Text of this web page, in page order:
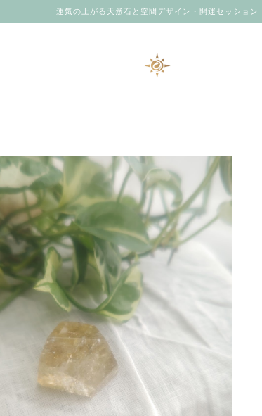
運気の上がる天然石と空間デザイン・開運セッション